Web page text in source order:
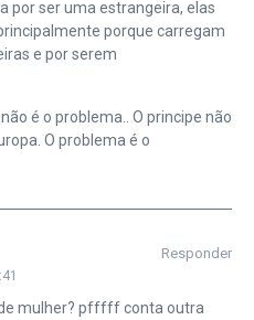
por ser uma estrangeira, elas
porque carregam
e por serem
é o problema.. O principe não
O problema é o
Responder
mulher? pfffff conta outra